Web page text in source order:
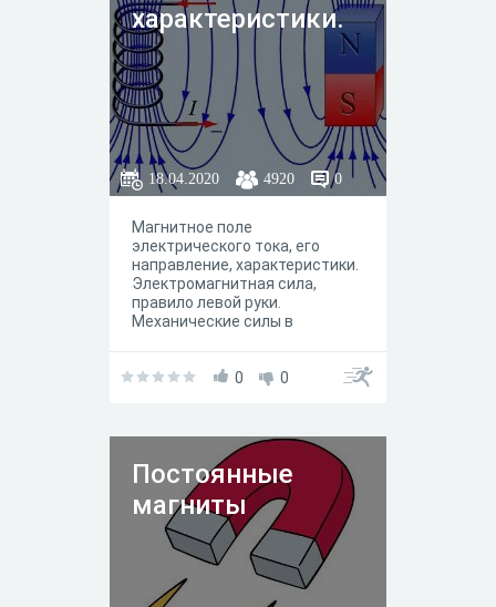
характеристики.
18.04.2020 4920 0
Магнитное поле
электрического тока, его
направление, характеристики.
Электромагнитная сила,
правило левой руки.
Механические силы в
0 0
Постоянные
магниты